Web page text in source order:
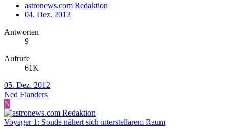
astronews.com Redaktion
04. Dez. 2012
Antworten
9
Aufrufe
61K
05. Dez. 2012
Ned Flanders
N
Voyager 1: Sonde nähert sich interstellarem Raum